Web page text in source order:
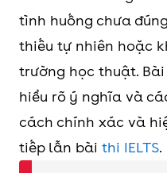
lý để nghỉ ngơi,
nhàng và tích cực.
động từ thông
ngừng một hành
mang tính trực tiếp
Các idioms và từ
Finish up, Knock off
tình huống chưa
thiếu tự nhiên hoặc
trường học thuật.
hiểu rõ ý nghĩa và
cách chính xác và
tiếp lẫn bài thi IELTS.